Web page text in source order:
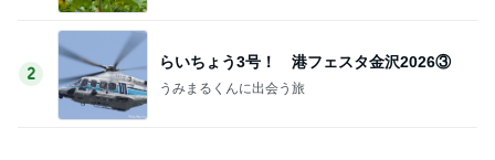
2
らいちょう3号！ 港フェスタ金沢2026③
うみまるくんに出会う旅